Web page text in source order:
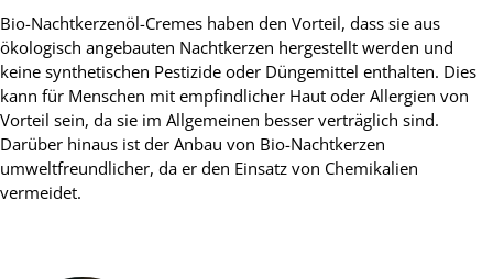
Bio-Nachtkerzenöl-Cremes haben den Vorteil, dass sie aus
ökologisch angebauten Nachtkerzen hergestellt werden und
keine synthetischen Pestizide oder Düngemittel enthalten. Dies
kann für Menschen mit empfindlicher Haut oder Allergien von
Vorteil sein, da sie im Allgemeinen besser verträglich sind.
Darüber hinaus ist der Anbau von Bio-Nachtkerzen
umweltfreundlicher, da er den Einsatz von Chemikalien
vermeidet.